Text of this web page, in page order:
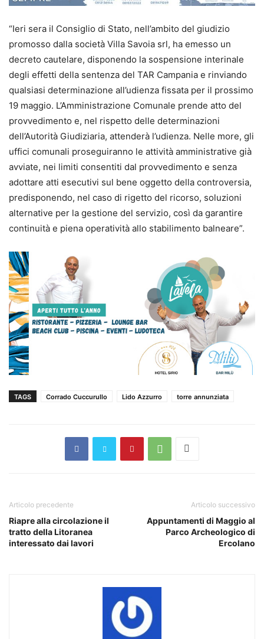
“Ieri sera il Consiglio di Stato, nell’ambito del giudizio
promosso dalla società Villa Savoia srl, ha emesso un
decreto cautelare, disponendo la sospensione interinale
degli effetti della sentenza del TAR Campania e rinviando
qualsiasi determinazione all’udienza fissata per il prossimo
19 maggio. L’Amministrazione Comunale prende atto del
provvedimento e, nel rispetto delle determinazioni
dell’Autorità Giudiziaria, attenderà l’udienza. Nelle more, gli
uffici comunali proseguiranno le attività amministrative già
avviate, nei limiti consentiti dal provvedimento e senza
adottare atti esecutivi sul bene oggetto della controversia,
predisponendo, nel caso di rigetto del ricorso, soluzioni
alternative per la gestione del servizio, così da garantire
continuità e piena operatività allo stabilimento balneare”.
TAGS Corrado Cuccurullo Lido Azzurro torre annunziata
Articolo precedente
Riapre alla circolazione il
tratto della Litoranea
interessato dai lavori
Articolo successivo
Appuntamenti di Maggio al
Parco Archeologico di
Ercolano